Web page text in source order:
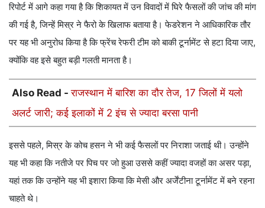
रिपोर्ट में आगे कहा गया है कि शिकायत में उन विवादों में घिरे फैसलों की जांच की मांग
की गई है, जिन्हें मिस्र ने फैरो के खिलाफ बताया है। फेडरेशन ने आधिकारिक तौर
पर यह भी अनुरोध किया है कि फ्रेंच रेफरी टीम को बाकी टूर्नामेंट से हटा दिया जाए,
क्योंकि वह इसे बहुत बड़ी गलती मानता है।
Also Read -राजस्थान में बारिश का दौर तेज, 17 जिलों में यलो
अलर्ट जारी; कई इलाकों में 2 इंच से ज्यादा बरसा पानी
इससे पहले, मिस्र के कोच हसन ने भी कई फैसलों पर निराशा जताई थी। उन्होंने
यह भी कहा कि नतीजे पर पिच पर जो हुआ उससे कहीं ज्यादा वजहों का असर पड़ा,
यहां तक ​​कि उन्होंने यह भी इशारा किया कि मेसी और अर्जेंटीना टूर्नामेंट में बने रहना
चाहते थे।